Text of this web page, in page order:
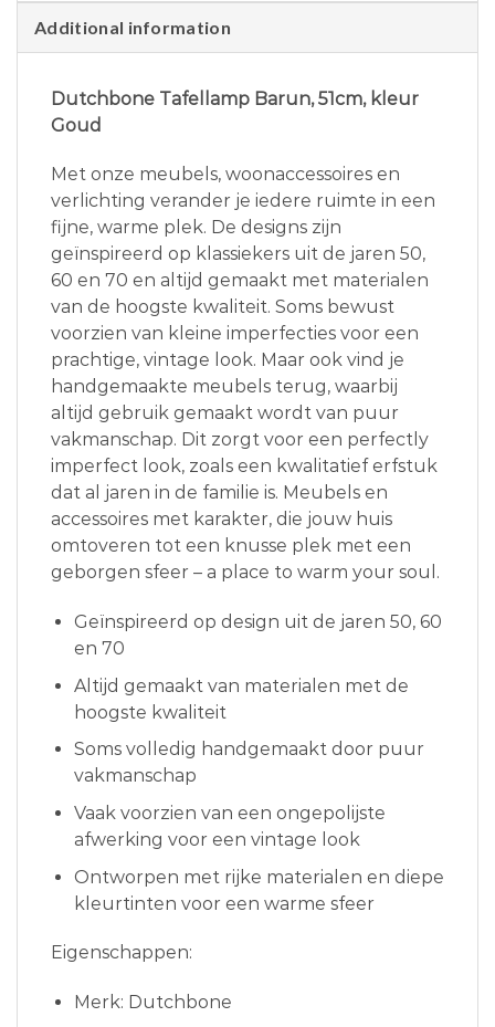
Additional information
Dutchbone Tafellamp Barun, 51cm, kleur
Goud
Met onze meubels, woonaccessoires en
verlichting verander je iedere ruimte in een
fijne, warme plek. De designs zijn
geïnspireerd op klassiekers uit de jaren 50,
60 en 70 en altijd gemaakt met materialen
van de hoogste kwaliteit. Soms bewust
voorzien van kleine imperfecties voor een
prachtige, vintage look. Maar ook vind je
handgemaakte meubels terug, waarbij
altijd gebruik gemaakt wordt van puur
vakmanschap. Dit zorgt voor een perfectly
imperfect look, zoals een kwalitatief erfstuk
dat al jaren in de familie is. Meubels en
accessoires met karakter, die jouw huis
omtoveren tot een knusse plek met een
geborgen sfeer – a place to warm your soul.
Geïnspireerd op design uit de jaren 50, 60
en 70
Altijd gemaakt van materialen met de
hoogste kwaliteit
Soms volledig handgemaakt door puur
vakmanschap
Vaak voorzien van een ongepolijste
afwerking voor een vintage look
Ontworpen met rijke materialen en diepe
kleurtinten voor een warme sfeer
Eigenschappen:
Merk: Dutchbone